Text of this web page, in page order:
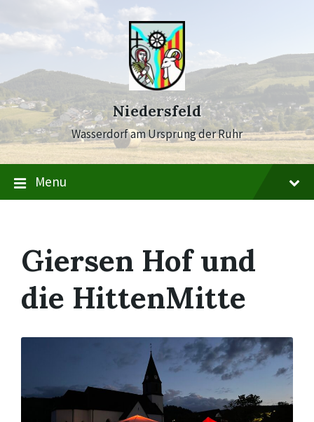
content
main
navigation
footer
Niedersfeld
Wasserdorf am Ursprung der Ruhr
Menu
Giersen Hof und
die HittenMitte